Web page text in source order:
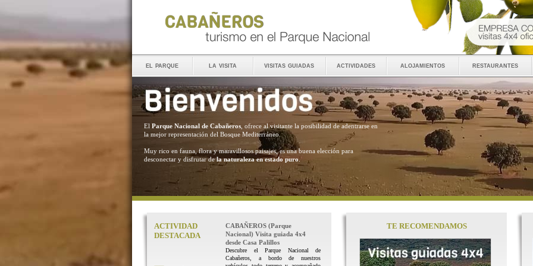
el parque la visita visitas guiadas actividades alojamientos restaurantes
El Parque Nacional de Cabañeros , ofrece al visitante la posibilidad de adentrarse en
la mejor representación del Bosque Mediterráneo.
Muy rico en fauna, flora y maravillosos paisajes, es una buena elección para
desconectar y disfrutar dela naturaleza en estado puro .
ACTIVIDAD
DESTACADA
CABAÑEROS (Parque
Nacional) Visita guiada 4x4
desde Casa Palillos
Descubre el Parque Nacional de
Cabañeros, a bordo de nuestros
TE RECOMENDAMOS